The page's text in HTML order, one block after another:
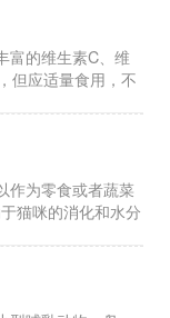
富的维生素C、维
但应适量食用，不
作为零食或者蔬菜
猫咪的消化和水分